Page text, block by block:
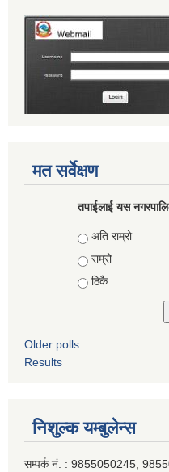
मत सर्वेक्षण
तपाईलाई यस
Choices
अति राम्रो
राम्रो
ठिकै
Older polls
Results
निशुल्क यम्बुलेन्स
सम्पर्क नं. : 9855050245,